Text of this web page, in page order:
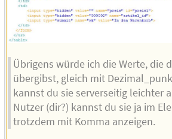
Übrigens würde ich die Werte, die
übergibst, gleich mit
kannst du sie serverseitig leichter
Nutzer (dir?) kannst du sie ja im
trotzdem mit Komma anzeigen.